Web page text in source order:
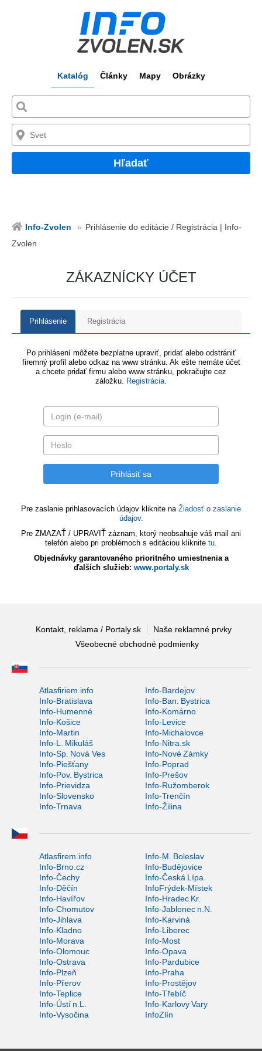
Katalóg Články Mapy Obrázky
Hľadať
Info-Zvolen
Prihlásenie do editácie / Registrácia | Info-
Zvolen
ZÁKAZNÍCKY ÚČET
Prihlásenie Registrácia
Po prihlásení môžete bezplatne upraviť, pridať alebo odstrániť
firemný profil alebo odkaz na www stránku. Ak ešte nemáte účet
a chcete pridať firmu alebo www stránku, pokračujte cez
záložku. Registrácia.
Pre zaslanie prihlasovacích údajov kliknite na Žiadosť o zaslanie
údajov.
Pre ZMAZAŤ / UPRAVIŤ záznam, ktorý neobsahuje váš mail ani
telefón alebo pri problémoch s editáciou kliknite tu.
Objednávky garantovaného prioritného umiestnenia a
ďalších služieb: www.portaly.sk
Kontakt, reklama / Portaly.sk
Naše reklamné prvky
Všeobecné obchodné podmienky
Atlasfiriem.info
Info-Bardejov
Info-Bratislava
Info-Ban. Bystrica
Info-Humenné
Info-Komárno
Info-Košice
Info-Levice
Info-Martin
Info-Michalovce
Info-L. Mikuláš
Info-Nitra.sk
Info-Sp. Nová Ves
Info-Nové Zámky
Info-Piešťany
Info-Poprad
Info-Pov. Bystrica
Info-Prešov
Info-Prievidza
Info-Ružomberok
Info-Slovensko
Info-Trenčín
Info-Trnava
Info-Žilina
Atlasfirem.info
Info-M. Boleslav
Info-Brno.cz
Info-Budějovice
Info-Čechy
Info-Česká Lípa
Info-Děčín
InfoFrýdek-Místek
Info-Havířov
Info-Hradec Kr.
Info-Chomutov
Info-Jablonec n.N.
Info-Jihlava
Info-Karviná
Info-Kladno
Info-Liberec
Info-Morava
Info-Most
Info-Olomouc
Info-Opava
Info-Ostrava
Info-Pardubice
Info-Plzeň
Info-Praha
Info-Přerov
Info-Prostějov
Info-Teplice
Info-Třebíč
Info-Ústí n.L.
Info-Karlovy Vary
Info-Vysočina
InfoZlín